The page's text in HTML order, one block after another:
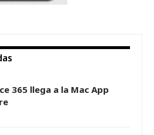
365 llega a la Mac App